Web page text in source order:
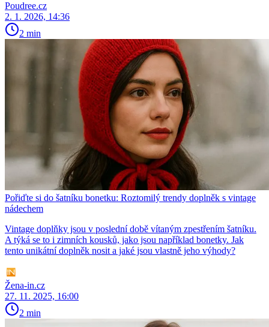
Poudree.cz
2. 1. 2026, 14:36
2 min
Pořiďte si do šatníku bonetku: Roztomilý trendy doplněk s vintage
nádechem
Vintage doplňky jsou v poslední době vítaným zpestřením šatníku.
A týká se to i zimních kousků, jako jsou například bonetky. Jak
tento unikátní doplněk nosit a jaké jsou vlastně jeho výhody?
Žena-in.cz
27. 11. 2025, 16:00
2 min